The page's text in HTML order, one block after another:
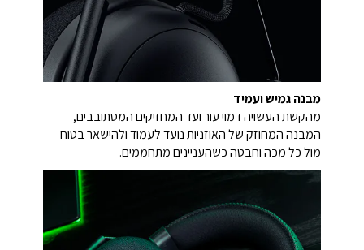
מבנה גמיש ועמיד
מהקשת העשויה דמוי עור ועד המחזיקים המסתובבים,
המבנה המחוזק של האוזניות נועד לעמוד ולהישאר בטוח
מול כל מכה וחבטה כשהעניינים מתחממים.